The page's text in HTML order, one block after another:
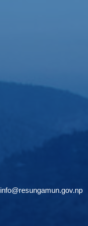
info@resungamun.gov.np